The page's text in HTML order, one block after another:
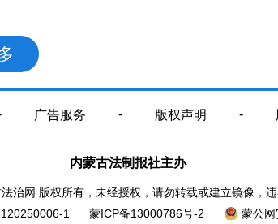
广告服务 - 版权声明 -
内蒙古法制报社主办
治网 版权所有，未经授权，请勿转载或建立镜像，违
1 蒙ICP备13000786号-2 蒙公